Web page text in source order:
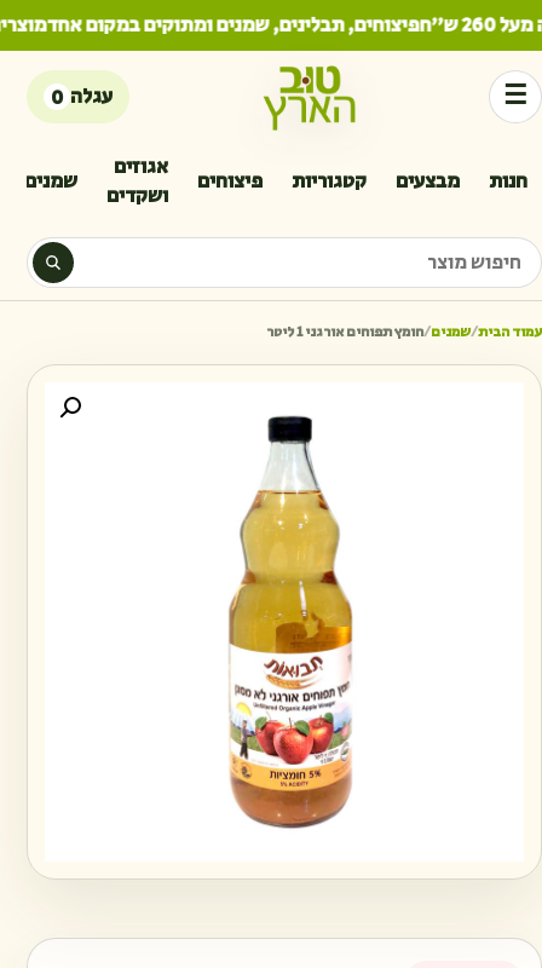
ש"ח פיצוחים, תבלינים, שמנים ומתוקים במקום אחד
☰
חנות מבצעים קטגוריות פיצוחים
אגוזים
ושקדים
שמנים
חיפוש מוצר
עגלה 0
עמוד הבית/שמנים/חומץ תפוחים אורגני 1 ליטר